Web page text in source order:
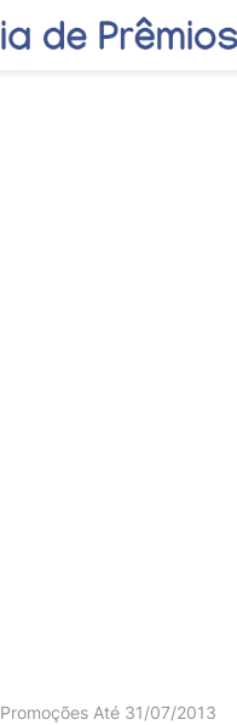
Promoções Até 31/07/2013